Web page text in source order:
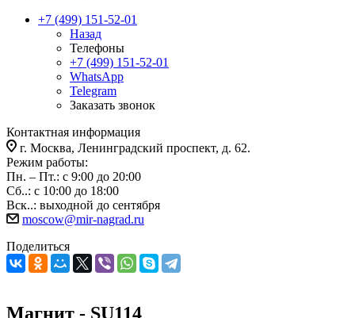
+7 (499) 151-52-01
Назад
Телефоны
+7 (499) 151-52-01
WhatsApp
Telegram
Заказать звонок
Контактная информация
г. Москва, Ленинградский проспект, д. 62.
Режим работы:
Пн. – Пт.: с 9:00 до 20:00
Сб..: с 10:00 до 18:00
Вск..: выходной до сентября
moscow@mir-nagrad.ru
Поделиться
Магнит - SU114